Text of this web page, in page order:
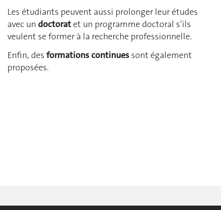
Les étudiants peuvent aussi prolonger leur études
avec un doctoratet un programme doctoral s’ils
veulent se former à la recherche professionnelle.
Enfin, des formations continues sont également
proposées.